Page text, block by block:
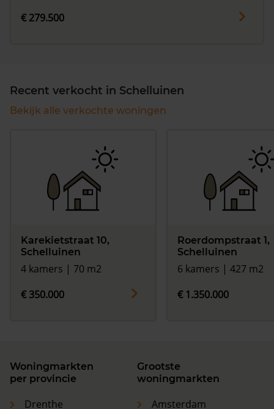
€ 279.500
Recent verkocht in Schelluinen
Bekijk alle verkochte woningen
Karekietstraat 10,
Schelluinen
4 kamers | 70 m2
€ 350.000
Roerdompstraat 1,
Schelluinen
6 kamers | 427 m2
€ 1.350.000
Woningmarkten
per provincie
Drenthe
Grootste
woningmarkten
Amsterdam